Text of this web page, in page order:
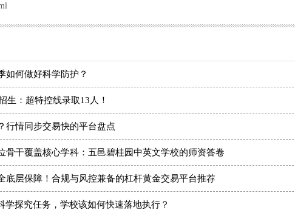
如何做好科学防护？
生：超特控线录取13人！
行情同步交易快的平台盘点
骨干覆盖核心学科：五邑碧桂园中英文学校的师资答卷
底层保障！合规与风控兼备的杠杆黄金交易平台推荐
学探究任务，学校该如何快速落地执行？